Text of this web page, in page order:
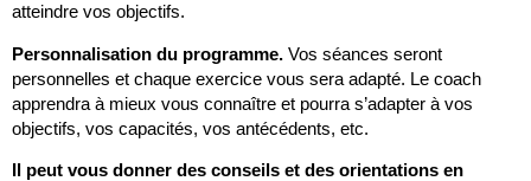
atteindre vos objectifs.
Personnalisation du programme. Vos séances seront
personnelles et chaque exercice vous sera adapté. Le coach
apprendra à mieux vous connaître et pourra s’adapter à vos
objectifs, vos capacités, vos antécédents, etc.
Il peut vous donner des conseils et des orientations en